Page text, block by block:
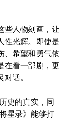
些人物刻画，让
性光辉。即使是
、希望和勇气依
在看一部剧，更
话。
史的真实，同
星录》能够打